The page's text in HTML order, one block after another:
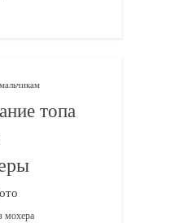
топа
мохера